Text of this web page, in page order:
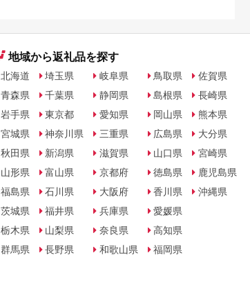
地域から返礼品を探す
北海道
青森県
岩手県
宮城県
秋田県
山形県
福島県
茨城県
栃木県
群馬県
埼玉県
千葉県
東京都
神奈川県
新潟県
富山県
石川県
福井県
山梨県
長野県
岐阜県
静岡県
愛知県
三重県
滋賀県
京都府
大阪府
兵庫県
奈良県
和歌山県
鳥取県
島根県
岡山県
広島県
山口県
徳島県
香川県
愛媛県
高知県
福岡県
佐賀県
長崎県
熊本県
大分県
宮崎県
鹿児島県
沖縄県